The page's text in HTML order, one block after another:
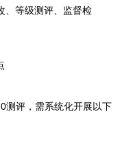
、等级测评、监督检
测评，需系统化开展以下